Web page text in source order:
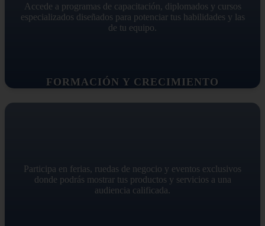
FORMACIÓN Y CRECIMIENTO
Accede a programas de capacitación, diplomados y cursos
especializados diseñados para potenciar tus habilidades y las
de tu equipo.
Participa en ferias, ruedas de negocio y eventos exclusivos
donde podrás mostrar tus productos y servicios a una
audiencia calificada.